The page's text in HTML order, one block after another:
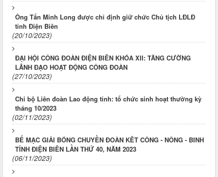
Ông Tẩn Minh Long được chỉ định giữ chức Chủ tịch LĐLĐ
tỉnh Điện Biên
(20/10/2023)
ĐẠI HỘI CÔNG ĐOÀN ĐIỆN BIÊN KHÓA XII: TĂNG CƯỜNG
LÃNH ĐẠO HOẠT ĐỘNG CÔNG ĐOÀN
(27/10/2023)
Chi bộ Liên đoàn Lao động tỉnh: tổ chức sinh hoạt thường kỳ
tháng 10/2023
(02/11/2023)
BẾ MẠC GIẢI BÓNG CHUYỀN ĐOÀN KÊT CÔNG - NÔNG - BINH
TỈNH ĐIỆN BIÊN LẦN THỨ 40, NĂM 2023
(06/11/2023)